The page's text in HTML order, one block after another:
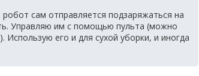
сам отправляется подзаряжаться на
Управляю им с помощью пульта (можно
его и для сухой уборки, и иногда